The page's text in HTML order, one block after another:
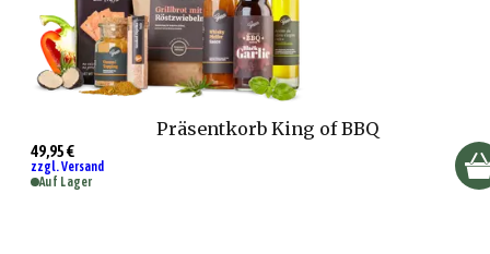
Präsentkorb King of BBQ
49,95 €
zzgl. Versand
Auf Lager